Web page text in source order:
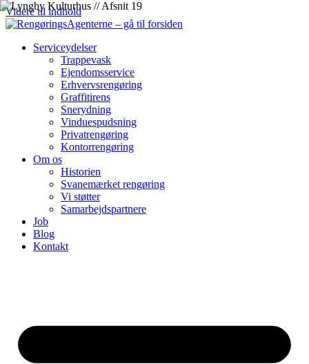
Videre til indhold
Serviceydelser
Trappevask
Ejendomsservice
Erhvervsrengøring
Graffitirens
Snerydning
Vinduespudsning
Privatrengøring
Kontorrengøring
Om os
Historien
Svanemærket rengøring
Vi støtter
Samarbejdspartnere
Job
Blog
Kontakt